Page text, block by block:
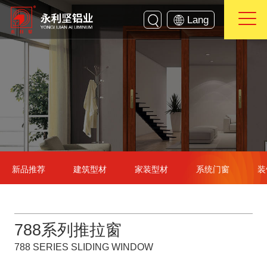
Lang
新品推荐 建筑型材 家装型材 系统门窗
788系列推拉窗
788 SERIES SLIDING WINDOW